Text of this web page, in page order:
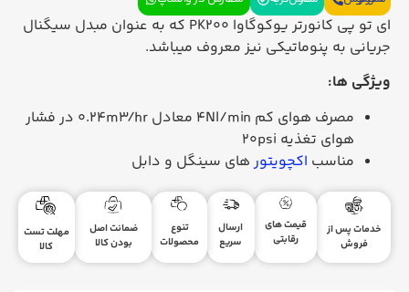
ای تو پی کانورتر یوکوگاوا PK200 که به عنوان مبدل سیگنال
جریانی به پنوماتیکی نیز معروف میباشد.
ویژگی ها:
مصرف هوای کم 4Nl/min معادل 0.24m3/hr در فشار
هوای تغذیه 20psi
مناسب اکچویتور های سینگل و دابل
خدمات پس از
فروش
قیمت های
رقابتی
ارسال
سریع
تنوع
محصولات
ضمانت اصل
بودن کالا
مهلت تست
کالا